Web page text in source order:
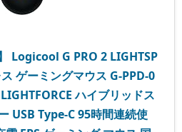
Logicool G PRO 2 LIGHTSP
ゲーミングマウス G-PPD-0
ハイブリッドス
USB Type-C 95時間連続使